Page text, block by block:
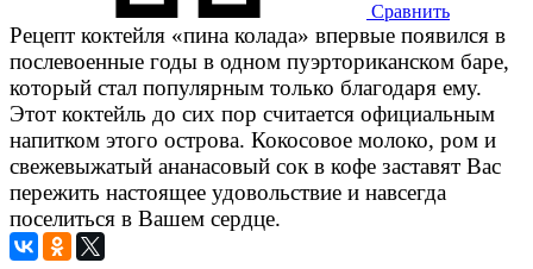
Сравнить
Рецепт коктейля «пина колада» впервые появился в
послевоенные годы в одном пуэрториканском баре,
который стал популярным только благодаря ему.
Этот коктейль до сих пор считается официальным
напитком этого острова. Кокосовое молоко, ром и
свежевыжатый ананасовый сок в кофе заставят Вас
пережить настоящее удовольствие и навсегда
поселиться в Вашем сердце.